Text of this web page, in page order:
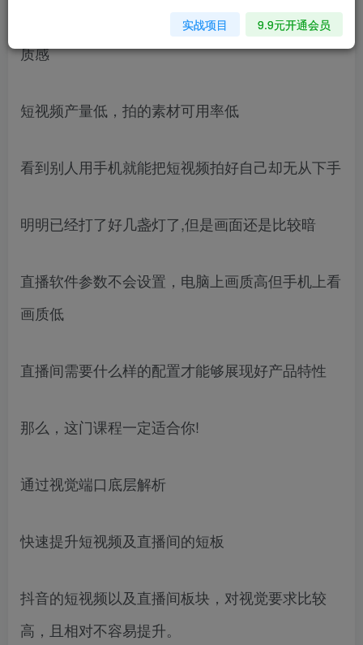
短视频是用手机拍还是相机拍?画面怎么拍都没有
质感
短视频产量低，拍的素材可用率低
看到别人用手机就能把短视频拍好自己却无从下手
明明已经打了好几盏灯了,但是画面还是比较暗
直播软件参数不会设置，电脑上画质高但手机上看
画质低
直播间需要什么样的配置才能够展现好产品特性
那么，这门课程一定适合你!
通过视觉端口底层解析
快速提升短视频及直播间的短板
抖音的短视频以及直播间板块，对视觉要求比较
高，且相对不容易提升。
实战项目 9.9元开通会员